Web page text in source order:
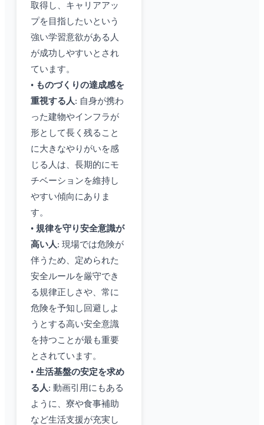
取得し、キャリアアッ
プを目指したいという
強い学習意欲がある人
が成功しやすいとされ
ています。
• ものづくりの達成感を
重視する人: 自身が携わ
った建物やインフラが
形として長く残ること
に大きなやりがいを感
じる人は、長期的にモ
チベーションを維持し
やすい傾向にありま
す。
• 規律を守り安全意識が
高い人: 現場では危険が
伴うため、定められた
安全ルールを厳守でき
る規律正しさや、常に
危険を予知し回避しよ
うとする高い安全意識
を持つことが最も重要
とされています。
• 生活基盤の安定を求め
る人: 動画引用にもある
ように、寮や食事補助
など生活支援が充実し